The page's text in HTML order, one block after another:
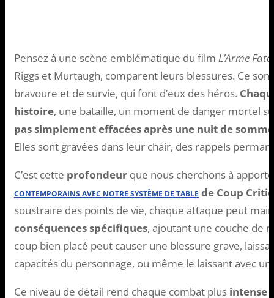
Pensez à une scène emblématique du film L’Arme
Riggs et Murtaugh, comparent leurs blessures. Ce
bravoure et de survie, qui font d’eux des héros.
histoire, une bataille, un moment de danger mortel
pas simplement effacées après une nuit de
Elles sont gravées dans leur chair, des rappels
C’est cette profondeur que nous cherchons à
CONTEMPORAINS AVEC NOTRE SYSTÈME DE TABLE de Coup
soustraire des points de vie, chaque attaque peut
conséquences spécifiques, ajoutant une couche de
coup bien placé peut causer une blessure grave,
capacités du personnage, ou même le laissant avec
Ce niveau de détail rend chaque combat plus intense